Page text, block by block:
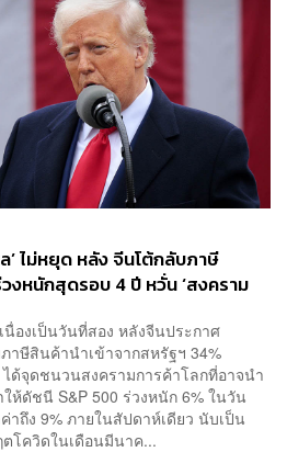
’ ไม่หยุด หลัง จีนโต้กลับภาษี
งหนักสุดรอบ 4 ปี หวั่น ‘สงคราม
องเป็นวันที่สอง หลังจีนประกาศ
าษีสินค้านำเข้าจากสหรัฐฯ 34%
ด้จุดชนวนสงครามการค้าโลกที่อาจนำ
ห้ดัชนี S&P 500 ร่วงหนัก 6% ในวัน
าถึง 9% ภายในสัปดาห์เดียว นับเป็น
โควิดในเดือนมีนาค...